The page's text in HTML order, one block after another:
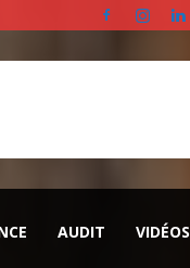
AUDIT VIDÉOS